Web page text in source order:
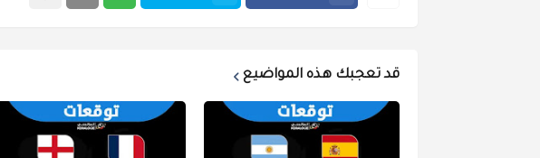
قد تعجبك هذه المواضيع